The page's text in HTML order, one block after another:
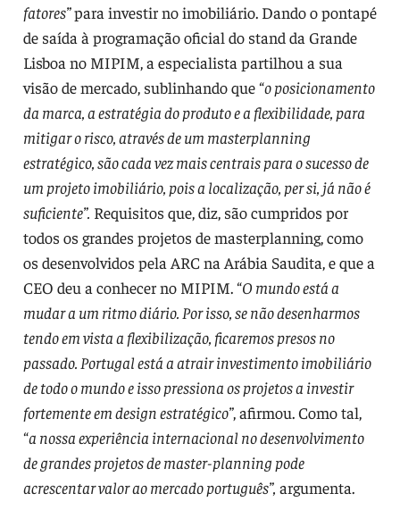
fatores”para investir no imobiliário. Dando o pontapé
de saída à programação oficial do stand da Grande
Lisboa no MIPIM, a especialista partilhou a sua
visão de mercado, sublinhando que “o posicionamento
da marca, a estratégia do produto e a flexibilidade, para
mitigar o risco, através de um masterplanning
estratégico, são cada vez mais centrais para o sucesso de
um projeto imobiliário, pois a localização, per si, já não é
suficiente”. Requisitos que, diz, são cumpridos por
todos os grandes projetos de masterplanning, como
os desenvolvidos pela ARC na Arábia Saudita, e que a
CEO deu a conhecer no MIPIM. “O mundo está a
mudar a um ritmo diário. Por isso, se não desenharmos
tendo em vista a flexibilização, ficaremos presos no
passado. Portugal está a atrair investimento imobiliário
de todo o mundo e isso pressiona os projetos a investir
fortemente em design estratégico”, afirmou. Como tal,
“a nossa experiência internacional no desenvolvimento
de grandes projetos de master-planning pode
acrescentar valor ao mercado português”, argumenta.